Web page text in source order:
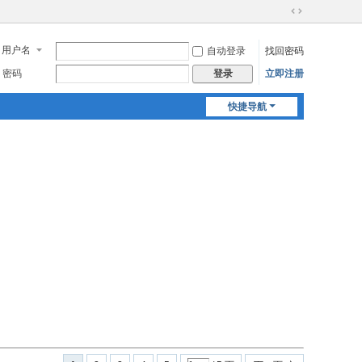
切
到
宽
用户名 自动登录
找回密码
密码
登录 立即注册
快捷导航